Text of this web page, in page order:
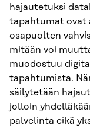
hajautetuksi
tapahtumat ovat
osapuolten
mitään voi
muodostuu
tapahtumista.
säilytetään
jolloin
palvelinta eikä